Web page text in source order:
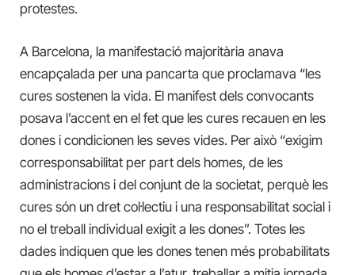
protestes.
A Barcelona, la manifestació majoritària anava
encapçalada per una pancarta que proclamava “les
cures sostenen la vida. El manifest dels convocants
posava l’accent en el fet que les cures recauen en les
dones i condicionen les seves vides. Per això “exigim
corresponsabilitat per part dels homes, de les
administracions i del conjunt de la societat, perquè les
cures són un dret col·lectiu i una responsabilitat social i
no el treball individual exigit a les dones”. Totes les
dades indiquen que les dones tenen més probabilitats